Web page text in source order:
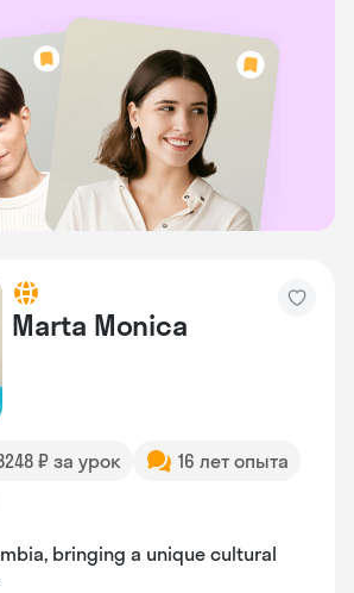
Marta Monica
₽ за урок
16 лет опыта
bringing a unique cultural